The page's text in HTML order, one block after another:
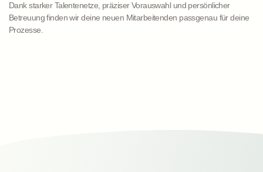
Dank starker Talentenetze, präziser Vorauswahl und persönlicher
Betreuung finden wir deine neuen Mitarbeitenden passgenau für deine
Prozesse.